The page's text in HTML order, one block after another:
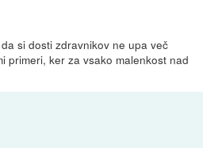
si dosti zdravnikov ne upa več
primeri, ker za vsako malenkost nad